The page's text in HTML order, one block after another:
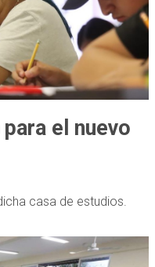
el nuevo
casa de estudios.